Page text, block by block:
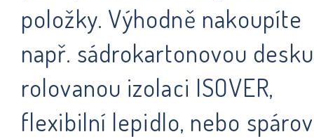
položky. Výhodně nakoupíte
např. sádrokartonovou
rolovanou izolaci ISOVER,
flexibilní lepidlo, nebo